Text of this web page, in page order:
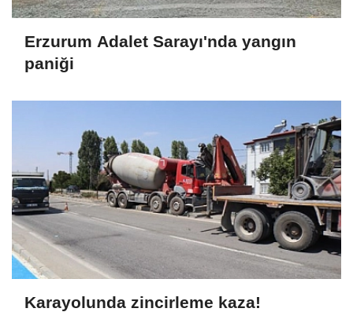
Erzurum Adalet Sarayı'nda yangın
paniği
Karayolunda zincirleme kaza!